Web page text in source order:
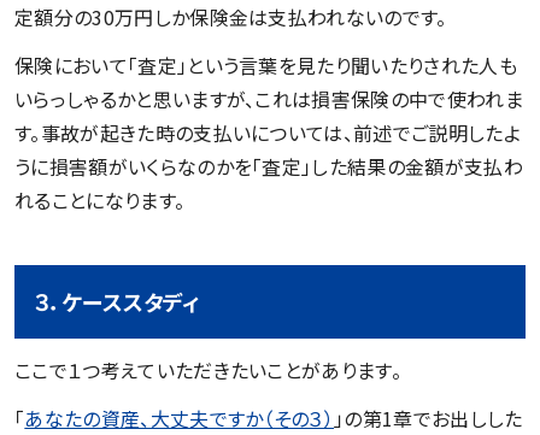
定額分の30万円しか保険金は支払われないのです。
保険において「査定」という言葉を見たり聞いたりされた人も
いらっしゃるかと思いますが、これは損害保険の中で使われま
す。事故が起きた時の支払いについては、前述でご説明したよ
うに損害額がいくらなのかを「査定」した結果の金額が支払わ
れることになります。
３．ケーススタディ
ここで１つ考えていただきたいことがあります。
「あなたの資産、大丈夫ですか（その３） 」の第1章でお出しした